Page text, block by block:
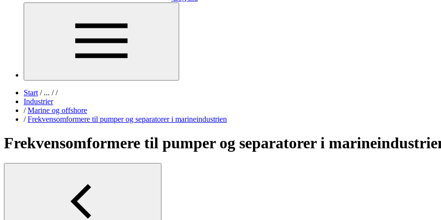
Start /... / /
Industrier
/ Marine og offshore
/ Frekvensomformere til pumper og separatorer i marineindustrien
Frekvensomformere til pumper og separatorer i